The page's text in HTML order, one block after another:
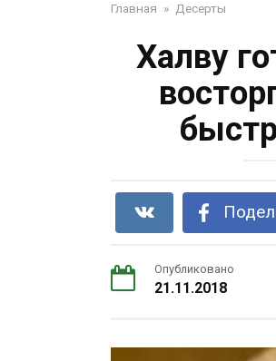
Главная » Десерты
Халву
Опубликовано
21.11.2018